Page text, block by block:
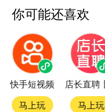
你可能还喜欢
快手短视频
马上玩 马上玩